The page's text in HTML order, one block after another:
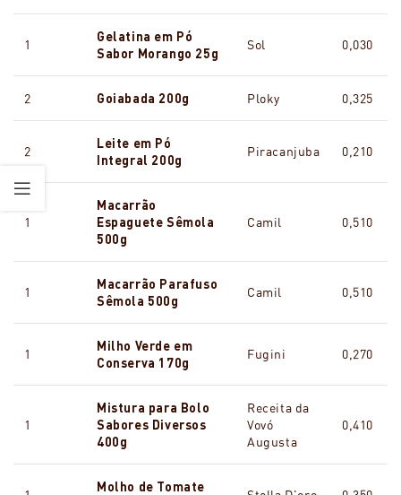
1
Gelatina em Pó
Sabor Morango 25g
Sol 0,030
2 Goiabada 200g Ploky 0,325
2
Leite em Pó
Integral 200g
Piracanjuba 0,210
1
Macarrão
Espaguete Sêmola
500g
Camil 0,510
1
Macarrão Parafuso
Sêmola 500g
Camil 0,510
1
Milho Verde em
Conserva 170g
Fugini 0,270
1
Mistura para Bolo
Sabores Diversos
400g
Receita da
Vovó
Augusta
0,410
Molho de Tomate